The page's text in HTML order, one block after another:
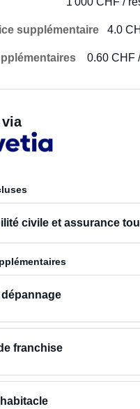
supplémentaire 4.0
0.60 CHF
civile et assurance
franchise